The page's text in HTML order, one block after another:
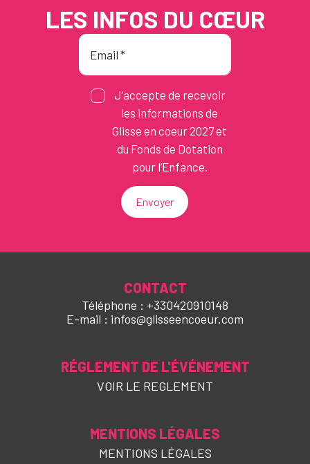
LES INFOS DU CŒUR
J’accepte de recevoir
les informations de
Glisse en coeur 2027 et
du Fonds de Dotation
pour l’Enfance.
Envoyer
CONTACT
Téléphone : +330420910148
E-mail : infos@glisseencoeur.com
RÉGLEMENT DE L'ÉVÉNEMENT
VOIR LE REGLEMENT
MENTIONS LÉGALES
MENTIONS LÉGALES